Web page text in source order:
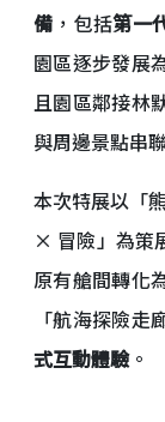
備 ，包括第一
園區逐步發展
且園區鄰接林
與周邊景點串
本次特展以「
× 冒險」為策
原有艙間轉化
「航海探險
式互動體驗。